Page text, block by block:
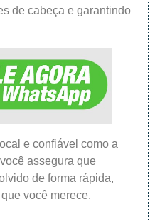
de cabeça e garantindo
e confiável como a
assegura que
de forma rápida,
você merece.